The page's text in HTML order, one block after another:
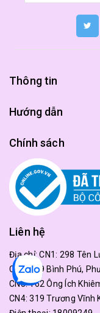
Thông tin
Hướng dẫn
Chính sách
Liên hệ
Địa chỉ:CN1: 298 Tên
CN2: 179 Bình Phú,
CN3: 162 Ông Ích
CN4: 319 Trương Vĩnh